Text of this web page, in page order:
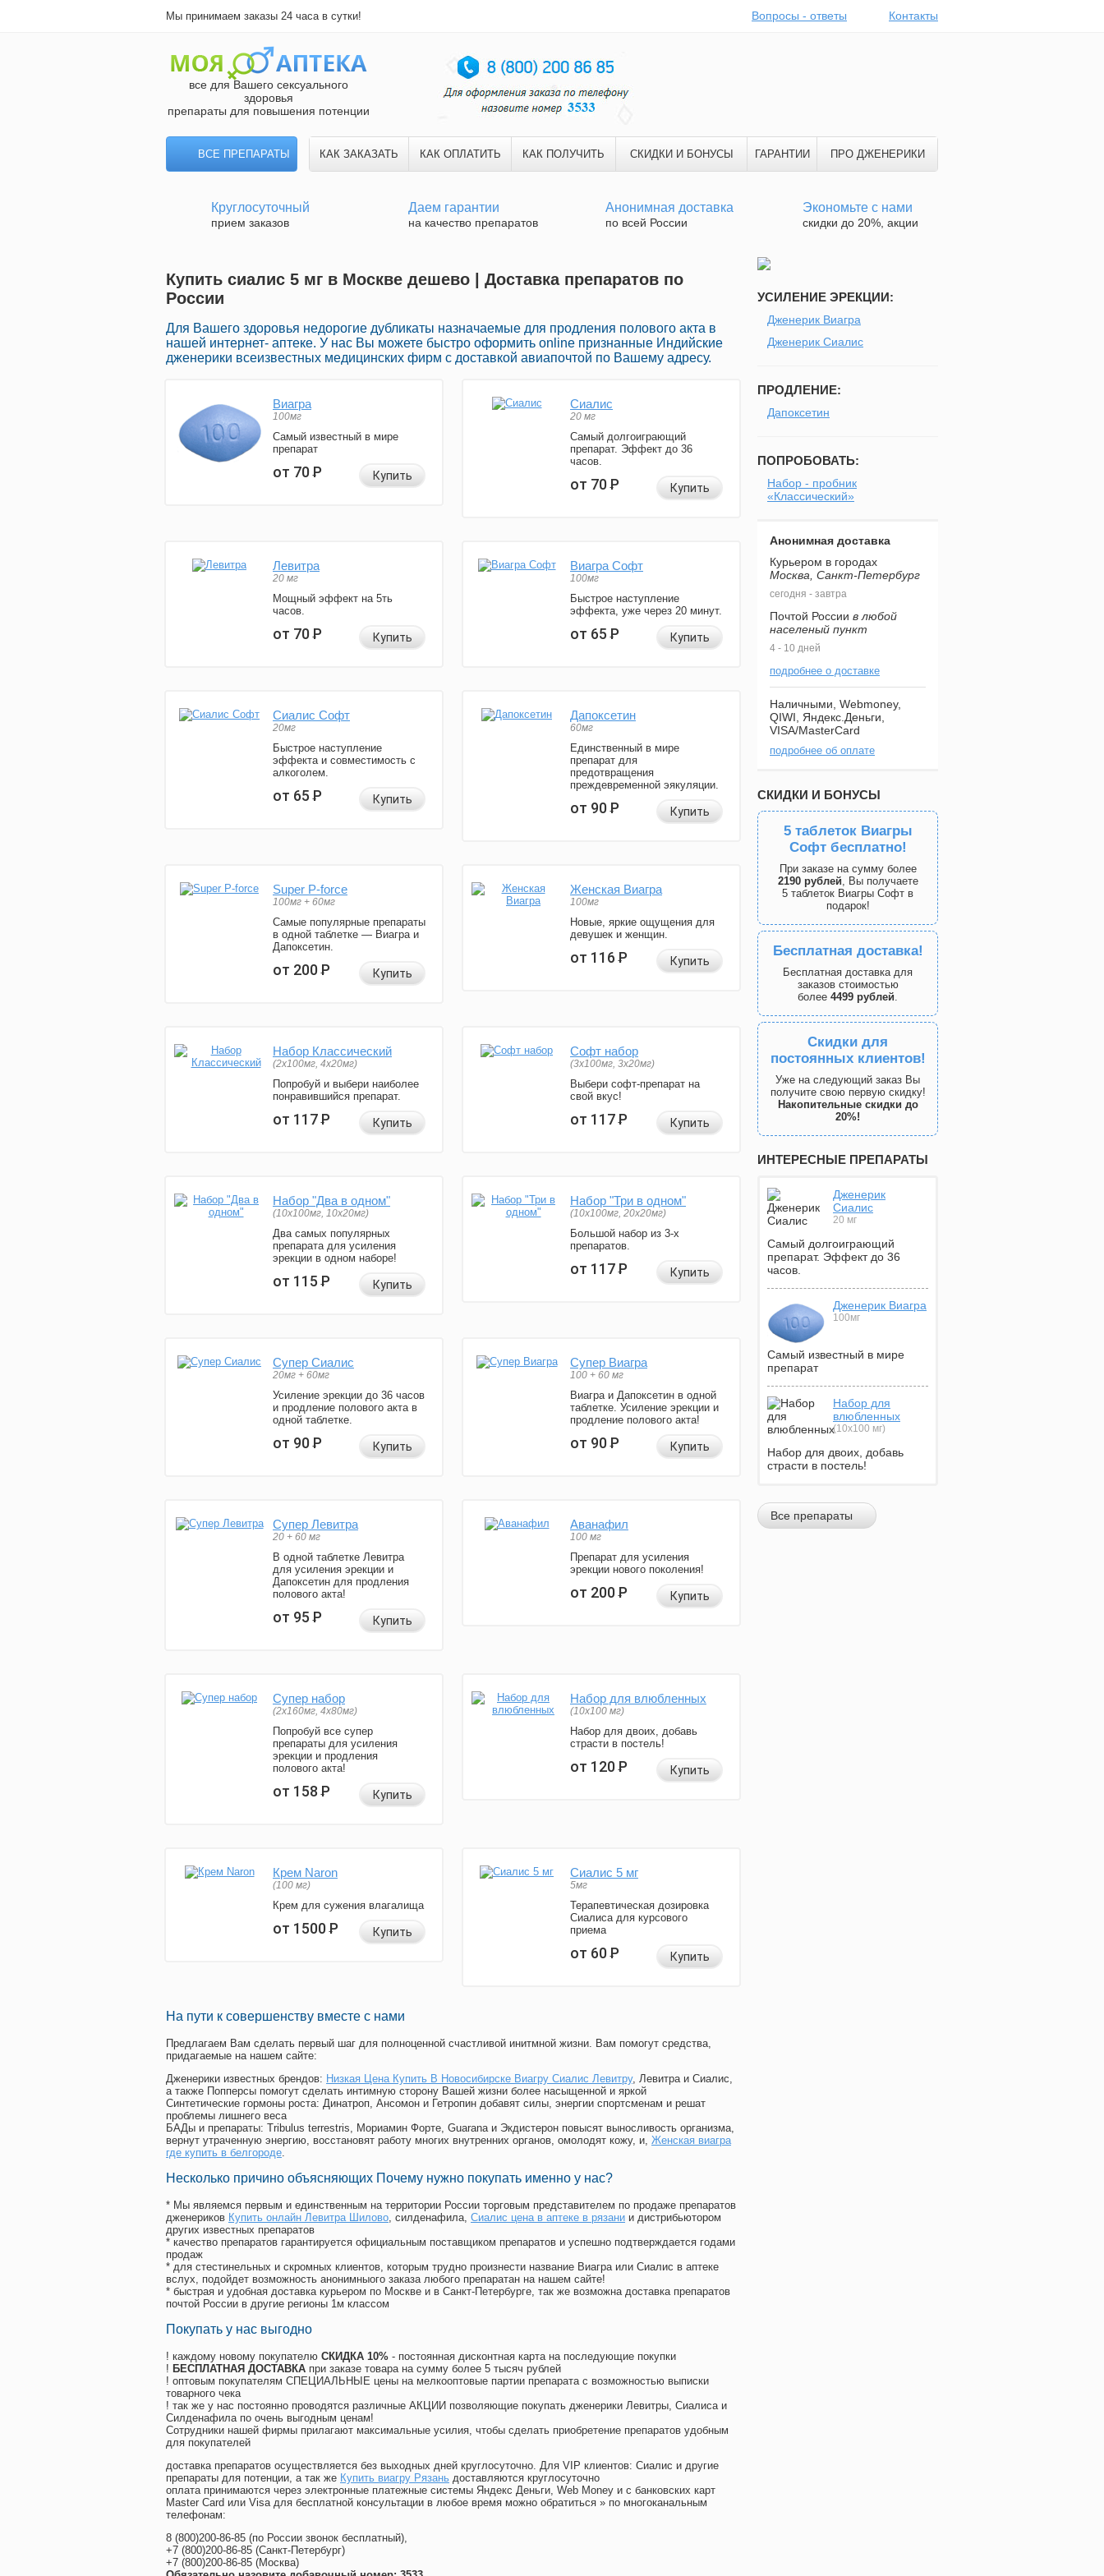
Мы принимаем заказы 24 часа в сутки! Вопросы - ответы Контакты
все для Вашего сексуального
здоровья
препараты для повышения потенции
ВСЕ ПРЕПАРАТЫ КАК ЗАКАЗАТЬ КАК ОПЛАТИТЬ КАК ПОЛУЧИТЬ СКИДКИ И БОНУСЫ ГАРАНТИИ ПРО ДЖЕНЕРИКИ
Круглосуточный
прием заказов
Даем гарантии
на качество препаратов
Анонимная доставка
по всей России
Экономьте с нами
скидки до 20%, акции
Купить сиалис 5 мг в Москве дешево | Доставка препаратов по
России
Для Вашего здоровья недорогие дубликаты назначаемые для продления полового акта в
нашей интернет- аптеке. У нас Вы можете быстро оформить online признанные Индийские
дженерики всеизвестных медицинских фирм с доставкой авиапочтой по Вашему адресу.
Виагра
100мг
Самый известный в мире
препарат
от 70Р Купить
Сиалис
20 мг
Самый долгоиграющий
препарат. Эффект до 36
часов.
от 70Р Купить
Левитра
20 мг
Мощный эффект на 5ть
часов.
от 70Р Купить
Виагра Софт
100мг
Быстрое наступление
эффекта, уже через 20 минут.
от 65Р Купить
Сиалис Софт
20мг
Быстрое наступление
эффекта и совместимость с
алкоголем.
от 65Р Купить
Дапоксетин
60мг
Единственный в мире
препарат для
предотвращения
преждевременной эякуляции.
от 90Р Купить
Super P-force
100мг + 60мг
Самые популярные препараты
в одной таблетке — Виагра и
Дапоксетин.
от 200Р Купить
Женская Виагра
100мг
Новые, яркие ощущения для
девушек и женщин.
от 116Р Купить
Набор Классический
(2x100мг, 4x20мг)
Попробуй и выбери наиболее
понравившийся препарат.
от 117Р Купить
Софт набор
(3x100мг, 3x20мг)
Выбери софт-препарат на
свой вкус!
от 117Р Купить
Набор "Два в одном"
(10x100мг, 10x20мг)
Два самых популярных
препарата для усиления
эрекции в одном наборе!
от 115Р Купить
Набор "Три в одном"
(10x100мг, 20x20мг)
Большой набор из 3-х
препаратов.
от 117Р Купить
Супер Сиалис
20мг + 60мг
Усиление эрекции до 36 часов
и продление полового акта в
одной таблетке.
от 90Р Купить
Супер Виагра
100 + 60 мг
Виагра и Дапоксетин в одной
таблетке. Усиление эрекции и
продление полового акта!
от 90Р Купить
Супер Левитра
20 + 60 мг
В одной таблетке Левитра
для усиления эрекции и
Дапоксетин для продления
полового акта!
от 95Р Купить
Аванафил
100 мг
Препарат для усиления
эрекции нового поколения!
от 200Р Купить
Супер набор
(2х160мг, 4х80мг)
Попробуй все супер
препараты для усиления
эрекции и продления
полового акта!
от 158Р Купить
Набор для влюбленных
(10х100 мг)
Набор для двоих, добавь
страсти в постель!
от 120Р Купить
Крем Naron
(100 мг)
Крем для сужения влагалища
от 1500Р Купить
Сиалис 5 мг
5мг
Терапевтическая дозировка
Сиалиса для курсового
приема
от 60Р Купить
На пути к совершенству вместе с нами
Предлагаем Вам сделать первый шаг для полноценной счастливой инитмной жизни. Вам помогут средства,
придагаемые на нашем сайте:
Дженерики известных брендов: Низкая Цена Купить В Новосибирске Виагру Сиалис Левитру, Левитра и Сиалис,
а также Попперсы помогут сделать интимную сторону Вашей жизни более насыщенной и яркой
Синтетические гормоны роста: Динатроп, Ансомон и Гетропин добавят силы, энергии спортсменам и решат
проблемы лишнего веса
БАДы и препараты: Tribulus terrestris, Мориамин Форте, Guarana и Экдистерон повысят выносливость организма,
вернут утраченную энергию, восстановят работу многих внутренних органов, омолодят кожу, и, Женская виагра
где купить в белгороде.
Несколько причино объясняющих Почему нужно покупать именно у нас?
* Мы являемся первым и единственным на территории России торговым представителем по продаже препаратов
дженериков Купить онлайн Левитра Шилово, силденафила, Сиалис цена в аптеке в рязани и дистрибьютором
других известных препаратов
* качество препаратов гарантируется официальным поставщиком препаратов и успешно подтверждается годами
продаж
* для стестинельных и скромных клиентов, которым трудно произнести название Виагра или Сиалис в аптеке
вслух, подойдет возможность анонимныого заказа любого препаратан на нашем сайте!
* быстрая и удобная доставка курьером по Москве и в Санкт-Петербурге, так же возможна доставка препаратов
почтой России в другие регионы 1м классом
Покупать у нас выгодно
! каждому новому покупателю СКИДКА 10% - постоянная дисконтная карта на последующие покупки
! БЕСПЛАТНАЯ ДОСТАВКА при заказе товара на сумму более 5 тысяч рублей
! оптовым покупателям СПЕЦИАЛЬНЫЕ цены на мелкооптовые партии препарата с возможностью выписки
товарного чека
! так же у нас постоянно проводятся различные АКЦИИ позволяющие покупать дженерики Левитры, Сиалиса и
Силденафила по очень выгодным ценам!
Cотрудники нашей фирмы прилагают максимальные усилия, чтобы сделать приобретение препаратов удобным
для покупателей
доставка препаратов осуществляется без выходных дней круглосуточно. Для VIP клиентов: Сиалис и другие
препараты для потенции, а так же Купить виагру Рязань доставляются круглосуточно
оплата принимаются через электронные платежные системы Яндекс Деньги, Web Money и с банковских карт
Master Card или Visa для бесплатной консультации в любое время можно обратиться » по многоканальным
телефонам:
8 (800)200-86-85 (по России звонок бесплатный),
+7 (800)200-86-85 (Санкт-Петербург)
+7 (800)200-86-85 (Москва)
УСИЛЕНИЕ ЭРЕКЦИИ:
Дженерик Виагра
Дженерик Сиалис
ПРОДЛЕНИЕ:
Дапоксетин
ПОПРОБОВАТЬ:
Набор - пробник
«Классический»
Анонимная доставка
Курьером в городах
Москва, Санкт-Петербург
сегодня - завтра
Почтой России в любой
населеный пункт
4 - 10 дней
подробнее о доставке
Наличными, Webmoney,
QIWI, Яндекс.Деньги,
VISA/MasterCard
подробнее об оплате
СКИДКИ И БОНУСЫ
5 таблеток Виагры
Софт бесплатно!
При заказе на сумму более
2190 рублей, Вы получаете
5 таблеток Виагры Софт в
подарок!
Бесплатная доставка!
Бесплатная доставка для
заказов стоимостью
более 4499 рублей.
Скидки для
постоянных клиентов!
Уже на следующий заказ Вы
получите свою первую скидку!
Накопительные скидки до
20%!
ИНТЕРЕСНЫЕ ПРЕПАРАТЫ
Дженерик
Сиалис
20 мг
Самый долгоиграющий
препарат. Эффект до 36
часов.
Дженерик Виагра
100мг
Самый известный в мире
препарат
Набор для
влюбленных
(10х100 мг)
Набор для двоих, добавь
страсти в постель!
Все препараты